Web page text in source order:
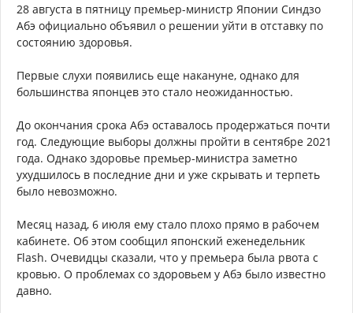
28 августа в пятницу премьер-министр Японии Синдзо
Абэ официально объявил о решении уйти в отставку по
состоянию здоровья.
Первые слухи появились еще накануне, однако для
большинства японцев это стало неожиданностью.
До окончания срока Абэ оставалось продержаться почти
год. Следующие выборы должны пройти в сентябре 2021
года. Однако здоровье премьер-министра заметно
ухудшилось в последние дни и уже скрывать и терпеть
было невозможно.
Месяц назад, 6 июля ему стало плохо прямо в рабочем
кабинете. Об этом сообщил японский еженедельник
Flash. Очевидцы сказали, что у премьера была рвота с
кровью. О проблемах со здоровьем у Абэ было известно
давно.